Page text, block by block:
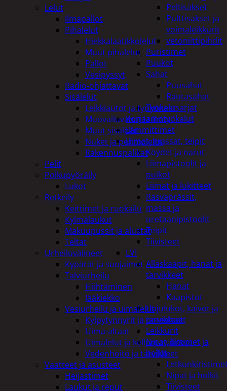
Peltisakset
Pulttisakset ja
voimaleikkurit
vetoniittipihdit
Puristimet
Puukot
Sahat
Puusahat
Rautasahat
Työkalusarjat
Korjaamotyökalut
Lämmittimet
Liimat, massat, teipit
Köydet ja narut
Liimapistoolit ja
puikot
Liimat ja lukitteet
Rasvaprässit,
massa ja
uretaanipistoolit
Teipit
Tiivisteet
LVI
Allaskaapit, hanat ja
tarvikkeet
Hanat
Kaapistot
Hajulukot, kaivot ja
tarvikkeet
Leikkurit
Nipat, liittimet ja
holkit
Nipat ja holkit
Tiivisteet
Lelut
Ilmapallot
Pihalelut
Hiekkalaatikkolelut
Muut pihalelut
Pallot
Vesipyssyt
Radio-ohjattavat
Sisälelut
Leikkiautot ja työkoneet
Muovailuvahat ja limat
Muut sisälelut
Nuket ja pehmolelut
Rakennuspalikat
Pelit
Polkupyöräily
Lukot
Retkeily
Keittimet ja ruokailu
Kylmälaukut
Makuupussit ja alustat
Teltat
Urheiluvälineet
Kypärät ja suojaimet
Talviurheilu
Hiihtäminen
Jääkiekko
Vesiurheilu ja uimalelut
Kylpytynnyrit ja porealtaat
Uima-altaat
Uimalelut ja kelluntavälineet
Vedenhoito ja tarvikkeet
Vaatteet ja asusteet
Heijastimet
Laukut ja reput